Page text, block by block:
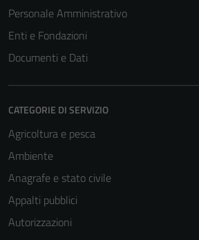
Personale Amministrativo
Enti e Fondazioni
Documenti e Dati
CATEGORIE DI SERVIZIO
Agricoltura e pesca
Ambiente
Anagrafe e stato civile
Appalti pubblici
Autorizzazioni